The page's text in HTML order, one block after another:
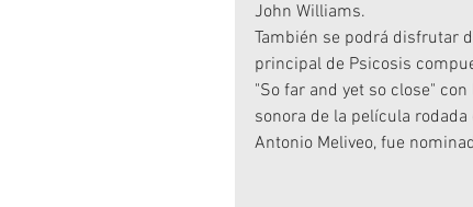
John Williams.
También se podrá disfrutar
principal de Psicosis
"So far and yet so close"
sonora de la película
Antonio Meliveo, fue